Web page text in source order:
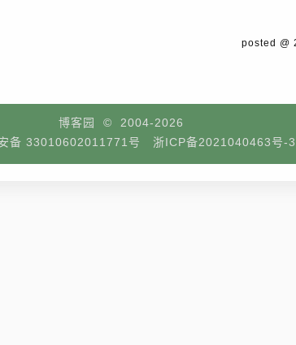
posted @
博客园
© 2004-2026
备 33010602011771号
浙ICP备2021040463号-3